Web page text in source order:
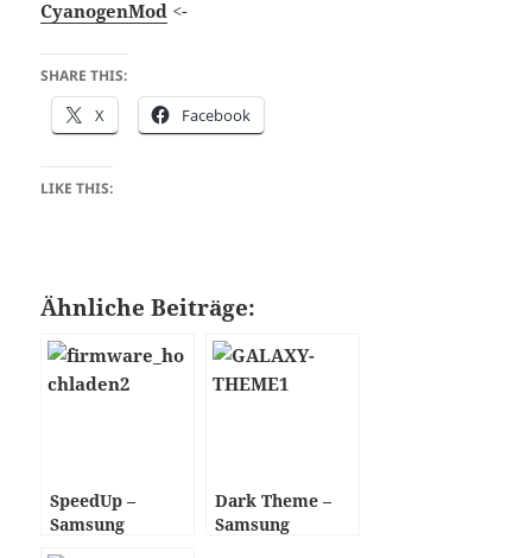
CyanogenMod <-
SHARE THIS:
X Facebook
LIKE THIS:
Ähnliche Beiträge:
SpeedUp –
Samsung
Dark Theme –
Samsung